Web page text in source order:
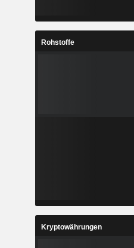
Rohstoffe
Kryptowährungen